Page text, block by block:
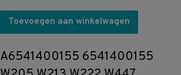
Toevoegen aan winkelwagen
A6541400155 6541400155